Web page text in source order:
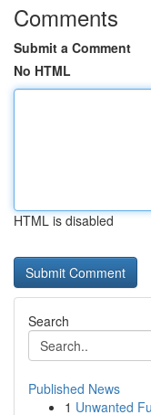
Comments
Submit a Comment
No HTML
HTML is disabled
Search
Published News
1 Unwanted